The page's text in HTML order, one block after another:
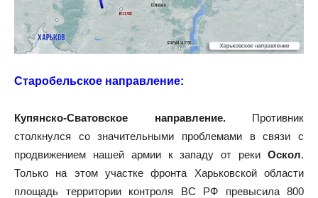
Старобельское направление:
Купянско-Сватовское направление. Противник
столкнулся со значительными проблемами в связи с
продвижением нашей армии к западу от реки Оскол.
Только на этом участке фронта Харьковской области
площадь территории контроля ВС РФ превысила 800